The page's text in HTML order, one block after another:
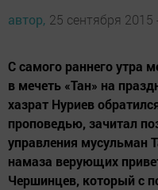
автор, 25 сентября 2015
С самого раннего утра
в мечеть «Тан» на
хазрат Нуриев
проповедью, зачитал
управления мусульман
намаза верующих
Чершинцев, который с